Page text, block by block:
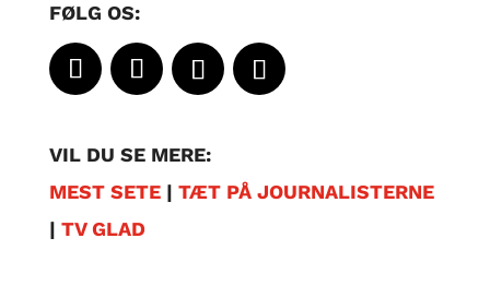
FØLG OS:
VIL DU SE MERE:
MEST SETE| TÆT PÅ JOURNALISTERNE
| TV GLAD